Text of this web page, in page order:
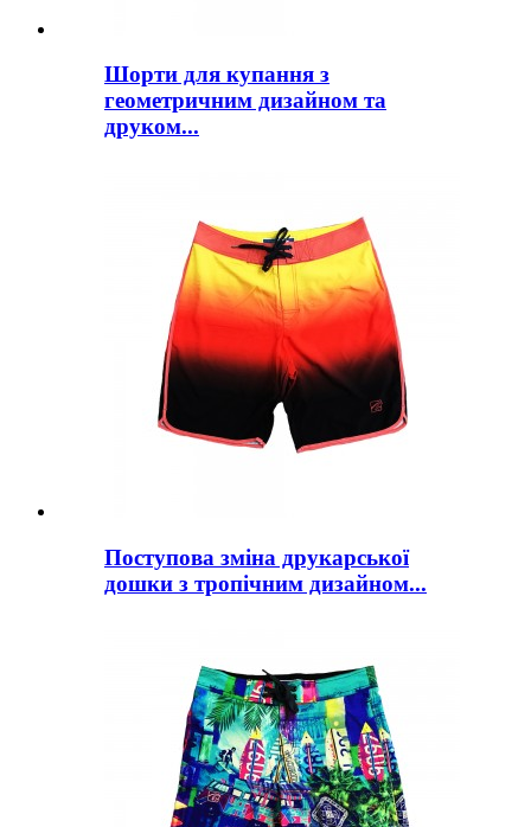
Шорти для купання з
геометричним дизайном та
друком...
Поступова зміна друкарської
дошки з тропічним дизайном...